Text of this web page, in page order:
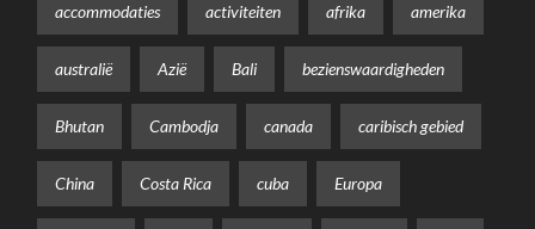
accommodaties activiteiten afrika amerika
australië Azië Bali bezienswaardigheden
Bhutan Cambodja canada caribisch gebied
China Costa Rica cuba Europa